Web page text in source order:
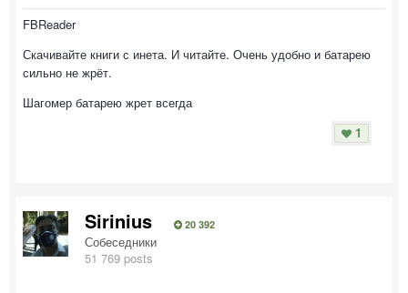
FBReader
Скачивайте книги с инета. И читайте. Очень удобно и батарею
сильно не жрёт.
Шагомер батарею жрет всегда
1
Sirinius 20 392
Собеседники
51 769 posts